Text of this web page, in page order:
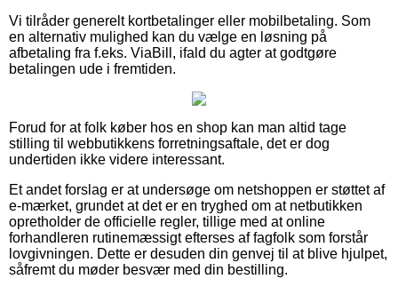
Vi tilråder generelt kortbetalinger eller mobilbetaling. Som
en alternativ mulighed kan du vælge en løsning på
afbetaling fra f.eks. ViaBill, ifald du agter at godtgøre
betalingen ude i fremtiden.
Forud for at folk køber hos en shop kan man altid tage
stilling til webbutikkens forretningsaftale, det er dog
undertiden ikke videre interessant.
Et andet forslag er at undersøge om netshoppen er støttet af
e-mærket, grundet at det er en tryghed om at netbutikken
opretholder de officielle regler, tillige med at online
forhandleren rutinemæssigt efterses af fagfolk som forstår
lovgivningen. Dette er desuden din genvej til at blive hjulpet,
såfremt du møder besvær med din bestilling.